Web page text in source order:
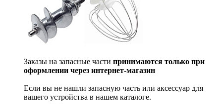
Заказы на запасные части принимаются только при
оформлении через интернет-магазин
Если вы не нашли запасную часть или аксессуар для
вашего устройства в нашем каталоге.